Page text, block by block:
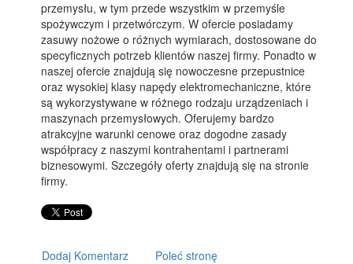
przemysłu, w tym przede wszystkim w przemyśle
spożywczym i przetwórczym. W ofercie posiadamy
zasuwy nożowe o różnych wymiarach, dostosowane do
specyficznych potrzeb klientów naszej firmy. Ponadto w
naszej ofercie znajdują się nowoczesne przepustnice
oraz wysokiej klasy napędy elektromechaniczne, które
są wykorzystywane w różnego rodzaju urządzeniach i
maszynach przemysłowych. Oferujemy bardzo
atrakcyjne warunki cenowe oraz dogodne zasady
współpracy z naszymi kontrahentami i partnerami
biznesowymi. Szczegóły oferty znajdują się na stronie
firmy.
Dodaj Komentarz Poleć stronę